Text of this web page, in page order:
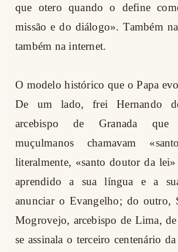
que otero quando o define
missão e do diálogo». Também
também na internet.
O modelo histórico que o Papa
De um lado, frei Hernando
arcebispo de Granada
muçulmanos chamavam
literalmente, «santo doutor da
aprendido a sua língua e a
anunciar o Evangelho; do outro,
Mogrovejo, arcebispo de Lima, de
se assinala o terceiro centenário